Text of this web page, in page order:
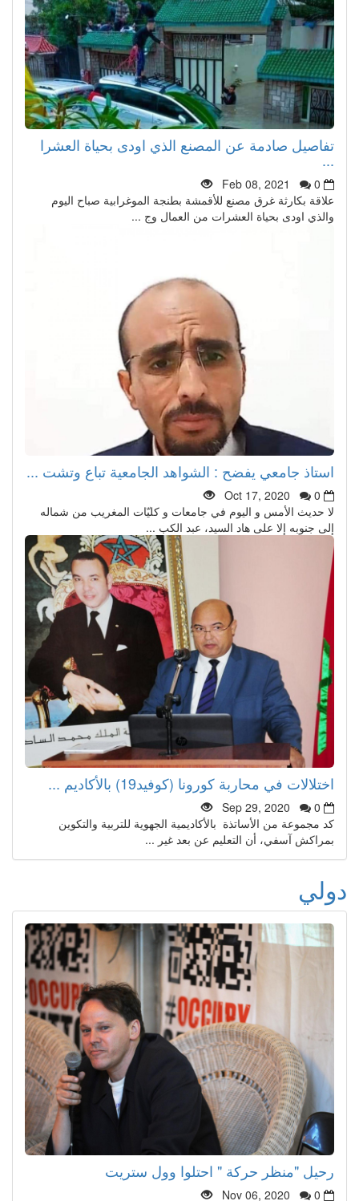
تفاصيل صادمة عن المصنع الذي اودى بحياة العشرا
...
Feb 08, 2021
0
علاقة بكارثة غرق مصنع للأقمشة بطنجة الموغرابية صباح اليوم
والذي اودى بحياة العشرات من العمال وج ...
استاذ جامعي يفضح : الشواهد الجامعية تباع وتشت ...
Oct 17, 2020
0
لا حديث الأمس و اليوم في جامعات و كليّات المغريب من شماله
إلى جنوبه إلا على هاد السيد، عبد الكب ...
اختلالات في محاربة كورونا (كوفيد19) بالأكاديم ...
Sep 29, 2020
0
كد مجموعة من الأساتذة بالأكاديمية الجهوية للتربية والتكوين
بمراكش آسفي، أن التعليم عن بعد غير ...
دولي
رحيل "منظر حركة " احتلوا وول ستريت
Nov 06, 2020 0